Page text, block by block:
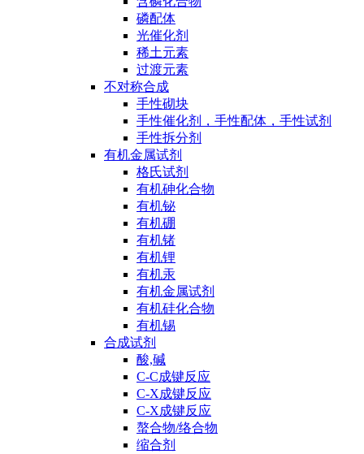
磷配体
光催化剂
稀土元素
过渡元素
不对称合成
手性砌块
手性催化剂，手性配体，手性试剂
手性拆分剂
有机金属试剂
格氏试剂
有机砷化合物
有机铋
有机硼
有机锗
有机锂
有机汞
有机金属试剂
有机硅化合物
有机锡
合成试剂
酸,碱
C-C成键反应
C-X成键反应
C-X成键反应
螯合物/络合物
缩合剂